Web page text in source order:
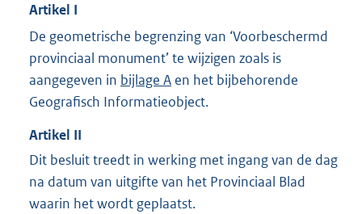
Artikel I
De geometrische begrenzing van ‘Voorbeschermd
provinciaal monument’ te wijzigen zoals is
aangegeven in bijlage A en het bijbehorende
Geografisch Informatieobject.
Artikel II
Dit besluit treedt in werking met ingang van de dag
na datum van uitgifte van het Provinciaal Blad
waarin het wordt geplaatst.